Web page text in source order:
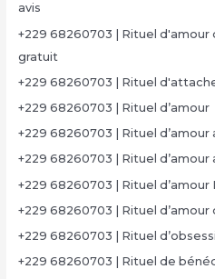
avis
+229 68260703 | Rituel
gratuit
+229 68260703 | Rituel
+229 68260703 | Rituel d’amour
+229 68260703 | Rituel
+229 68260703 | Rituel
+229 68260703 | Rituel d’amour
+229 68260703 | Rituel
+229 68260703 | Rituel
+229 68260703 | Rituel de